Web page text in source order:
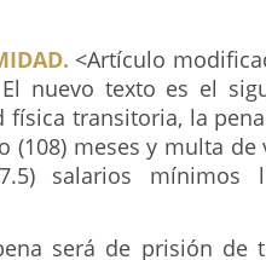
<Artículo
nuevo texto es el
física transitoria, la
(108) meses y multa
salarios mínimos
será de prisión de